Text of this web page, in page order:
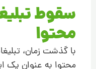
سقوط
محتوا
با گذشت زمان،
محتوا به عنوان یک